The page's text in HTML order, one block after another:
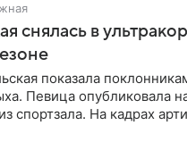
снялась в
показала
Певица опубликовала
спортзала. На кадрах